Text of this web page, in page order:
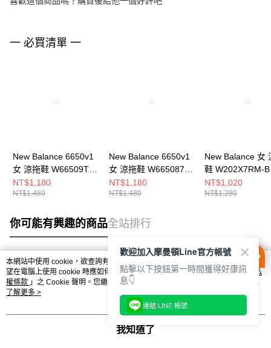
一 必買清單 一
New Balance 6650v1
女 涼拖鞋 W66509TG-
B
NT$1,180
NT$1,480
New Balance 6650v1
女 涼拖鞋 W665087V-
B
NT$1,180
NT$1,480
New Balance 女
鞋 W202X7RM-B
NT$1,020
NT$1,280
你可能有興趣的商品全站排行
熱門標籤
本網站中使用 cookie，欲查詢有關本網站使用 cookie 方式之詳情，及若您不希
望在電腦上使用 cookie 時應如何變更電腦的 cookie 設定，請參閱本網站「
隱私
權條款 」之 Cookie 聲明。您繼續使用本網站即表示您同意本公司得按本網站使
用條款之 Cookie 聲明使用 cookie。
了解更多 >
我知道了
歡迎加入摩曼頓Line官方帳號
點擊以下按鈕第一時間獲得好康訊
息👇
連結 LINE 帳號